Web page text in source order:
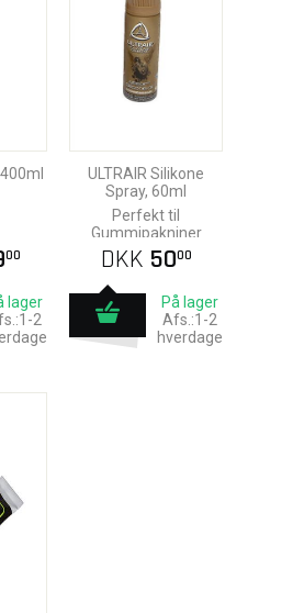
00
lager
2
ULTRAIR Silikone
Spray, 60ml
Perfekt til
Gummipakniner
DKK 5000
På lager
Afs.:1-2
hverdage